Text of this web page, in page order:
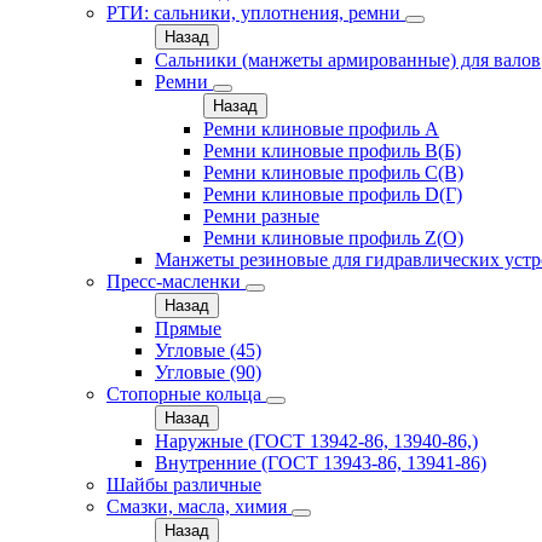
РТИ: сальники, уплотнения, ремни
Назад
Сальники (манжеты армированные) для валов
Ремни
Назад
Ремни клиновые профиль A
Ремни клиновые профиль B(Б)
Ремни клиновые профиль C(В)
Ремни клиновые профиль D(Г)
Ремни разные
Ремни клиновые профиль Z(О)
Манжеты резиновые для гидравлических
Пресс-масленки
Назад
Прямые
Угловые (45)
Угловые (90)
Стопорные кольца
Назад
Наружные (ГОСТ 13942-86, 13940-86,)
Внутренние (ГОСТ 13943-86, 13941-86)
Шайбы различные
Смазки, масла, химия
Назад